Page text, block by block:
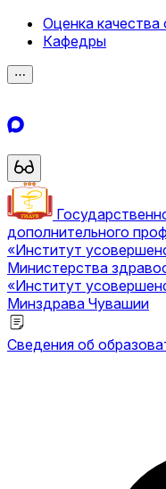
Оценка качества
Кафедры
⋯
дополнительного
«Институт
Министерства
«Институт
Минздрава Чувашии
Сведения об